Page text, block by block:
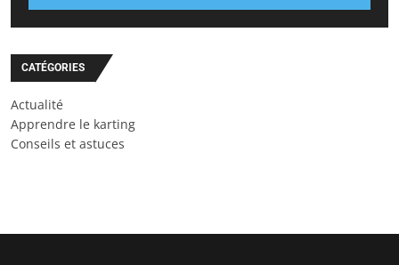
CATÉGORIES
Actualité
Apprendre le karting
Conseils et astuces